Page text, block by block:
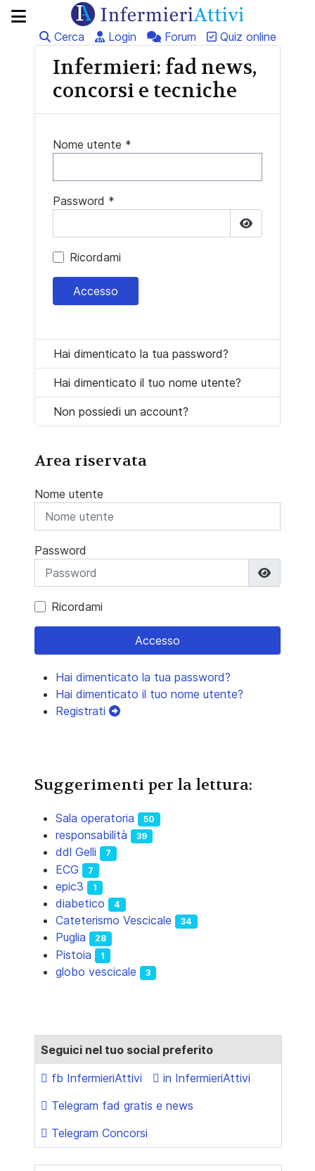
Cerca Login Forum Quiz online
Infermieri: fad news,
concorsi e tecniche
Nome utente *
Password *
Ricordami
Accesso
Hai dimenticato la tua password?
Hai dimenticato il tuo nome utente?
Non possiedi un account?
Area riservata
Nome utente
Password
Ricordami
Accesso
Hai dimenticato la tua password?
Hai dimenticato il tuo nome utente?
Registrati
Suggerimenti per la lettura:
Sala operatoria 50
responsabilità 39
ddl Gelli 7
ECG 7
epic3 1
diabetico 4
Cateterismo Vescicale 34
Puglia 28
Pistoia 1
globo vescicale 3
Seguici nel tuo social preferito
fb InfermieriAttivi
in InfermieriAttivi
Telegram fad gratis e news
Telegram Concorsi